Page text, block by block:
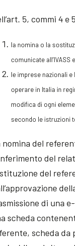
5, commi 4
la nomina o la
comunicate all’IVASS
le imprese nazionali
operare in Italia in
modifica di ogni
secondo le istruzioni
nomina del
del
del
di una
scheda
scheda da